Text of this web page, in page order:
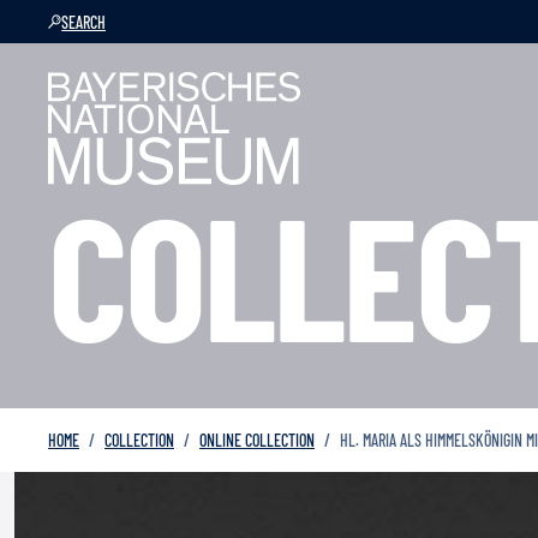
SEARCH
HOME COLLECTION ONLINE COLLECTION HL. MARIA ALS HIMMELSKÖNIGIN